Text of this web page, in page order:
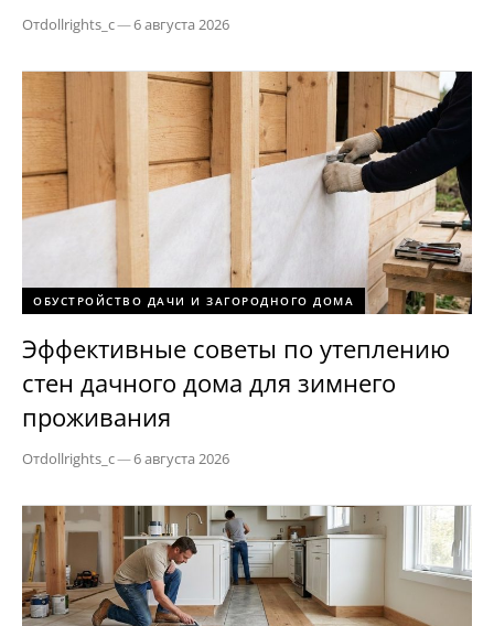
Отdollrights_c—6 августа 2026
ОБУСТРОЙСТВО ДАЧИ И ЗАГОРОДНОГО ДОМА
Эффективные советы по утеплению
стен дачного дома для зимнего
проживания
Отdollrights_c—6 августа 2026